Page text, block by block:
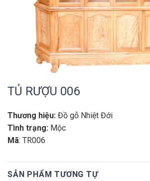
TỦ RƯỢU 006
Thương hiệu: Đồ gỗ Nhiệt Đới
Tình trạng: Mộc
Mã: TR006
SẢN PHẨM TƯƠNG TỰ